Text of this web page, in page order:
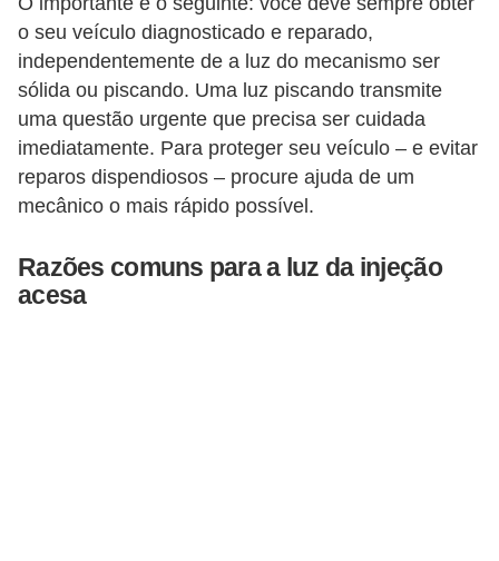
o seu veículo diagnosticado e reparado,
independentemente de a luz do mecanismo ser
sólida ou piscando. Uma luz piscando transmite
uma questão urgente que precisa ser cuidada
imediatamente. Para proteger seu veículo – e evitar
reparos dispendiosos – procure ajuda de um
mecânico o mais rápido possível.
Razões comuns para a luz da injeção
acesa
o
t
í
i
a
s
o
b